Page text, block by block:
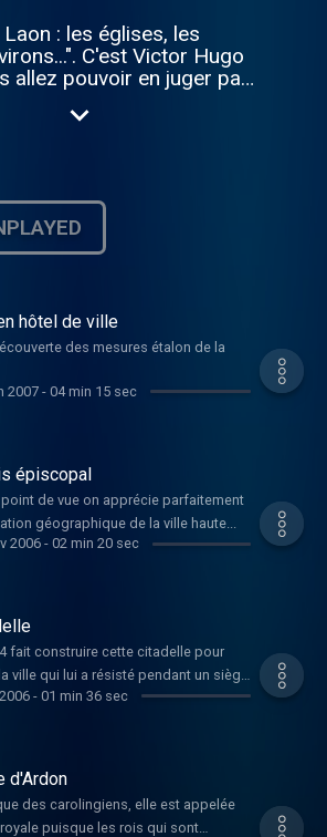
: les églises, les
C'est Victor Hugo
allez pouvoir en juger par
hôtel de ville
des mesures étalon de la
2007- 04 min 15 sec
épiscopal
point de vue on apprécie parfaitement
géographique de la ville haute...
2006- 02 min 20 sec
fait construire cette citadelle pour
ville qui lui a résisté pendant un siège
- 01 min 36 sec
d'Ardon
des carolingiens, elle est appelée
puisque les rois qui sont